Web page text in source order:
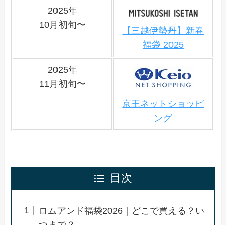
2025年
10月初旬〜
【三越伊勢丹】新春
福袋 2025
2025年
11月初旬〜
京王ネットショッピ
ング
目次
ロムアンド福袋2026｜どこで買える？い